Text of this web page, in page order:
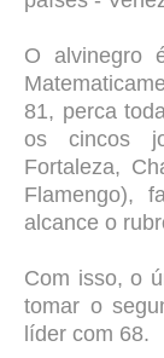
O alvinegro
81, perca
os cincos
Fortaleza,
Flamengo),
alcance o
Com isso, o
tomar o
líder com 68.